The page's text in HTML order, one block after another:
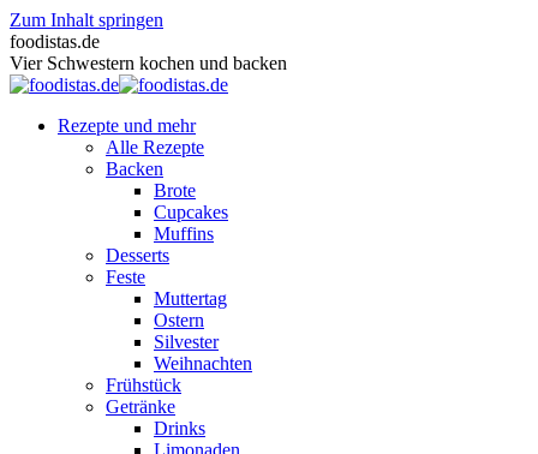
Zum Inhalt springen
foodistas.de
Vier Schwestern kochen und backen
Rezepte und mehr
Alle Rezepte
Backen
Brote
Cupcakes
Muffins
Desserts
Feste
Muttertag
Ostern
Silvester
Weihnachten
Frühstück
Getränke
Drinks
Limonaden